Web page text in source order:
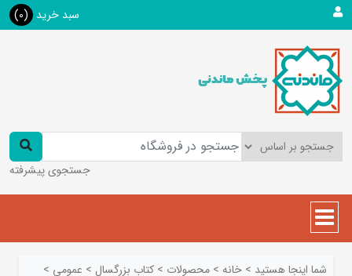
سبد خرید (0)
جستجوی پیشرفته
شما اینجا هستید > خانه > محصولات > کتاب بزرگسال > عمومی >